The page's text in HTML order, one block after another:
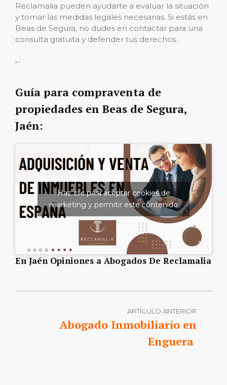
Reclamalia pueden ayudarte a evaluar la situación
y tomar las medidas legales necesarias. Si estás en
Beas de Segura, no dudes en contactar para una
consulta gratuita y defender tus derechos.
“`
Guía para compraventa de
propiedades en Beas de Segura,
Jaén:
Haz clic para aceptar cookies de
marketing y permitir este contenido
En Jaén Opiniones a Abogados De Reclamalia
ARTÍCULO ANTERIOR
Abogado Inmobiliario en
Enguera